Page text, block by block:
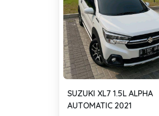
SUZUKI XL7 1.5L ALPHA
AUTOMATIC 2021